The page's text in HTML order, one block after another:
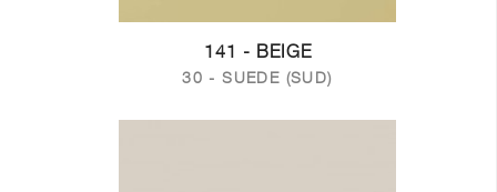
141 - BEIGE
30 - SUEDE (SUD)